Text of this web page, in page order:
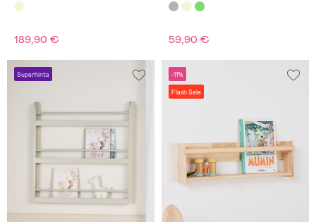
189,90 € 59,90 €
Superhinta -11%
Flash Sale